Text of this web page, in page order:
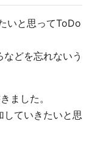
いと思ってToDo
どを忘れないう
ました。
していきたいと思